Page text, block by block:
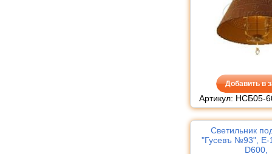
Добавить в
Артикул: НСБ05-
Светильник
"Гусевъ №93", Е-
D600,